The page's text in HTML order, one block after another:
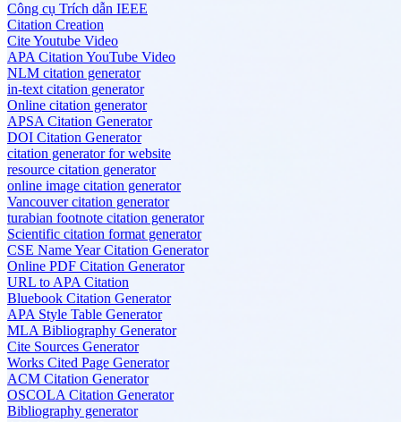
Công cụ Trích dẫn IEEE
Citation Creation
Cite Youtube Video
APA Citation YouTube Video
NLM citation generator
in-text citation generator
Online citation generator
APSA Citation Generator
DOI Citation Generator
citation generator for website
resource citation generator
online image citation generator
Vancouver citation generator
turabian footnote citation generator
Scientific citation format generator
CSE Name Year Citation Generator
Online PDF Citation Generator
URL to APA Citation
Bluebook Citation Generator
APA Style Table Generator
MLA Bibliography Generator
Cite Sources Generator
Works Cited Page Generator
ACM Citation Generator
OSCOLA Citation Generator
Bibliography generator